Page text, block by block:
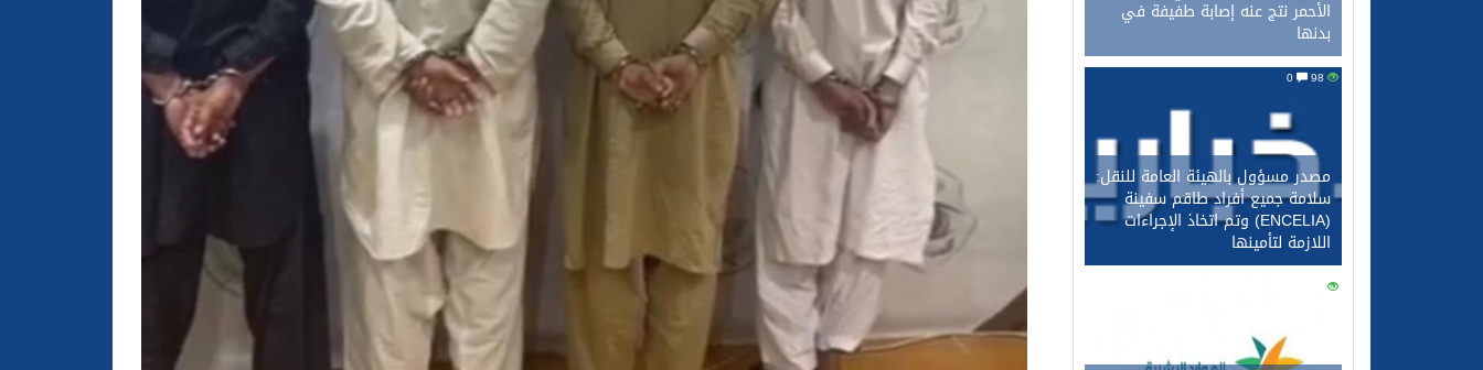
الأحمر نتج عنه إصابة طفيفة في
بدنها
مصدر مسؤول بالهيئة العامة للنقل:
سلامة جميع أفراد طاقم سفينة
(ENCELIA) وتم اتخاذ الإجراءات
اللازمة لتأمينها
83